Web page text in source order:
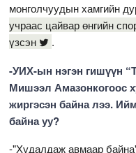
монголчуудын хамгийн
учраас цайвар өнгийн
үзсэн
.
-УИХ-ын нэгэн гишүүн
Мишээл Амазонкогоос
жиргэсэн байна лээ.
байна уу?
-"Худалдаж авмаар